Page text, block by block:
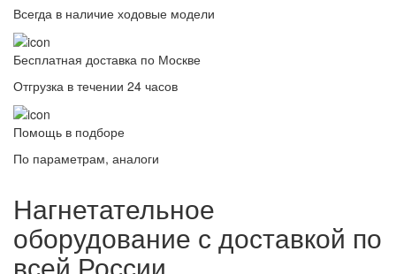
Всегда в наличие ходовые модели
Бесплатная доставка по Москве
Отгрузка в течении 24 часов
Помощь в подборе
По параметрам, аналоги
Нагнетательное
оборудование с доставкой по